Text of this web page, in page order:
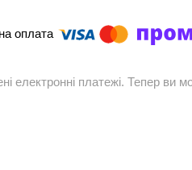
електронні платежі. Тепер ви